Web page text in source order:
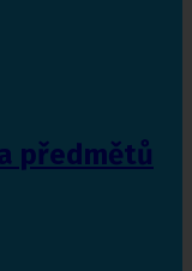
předmětů